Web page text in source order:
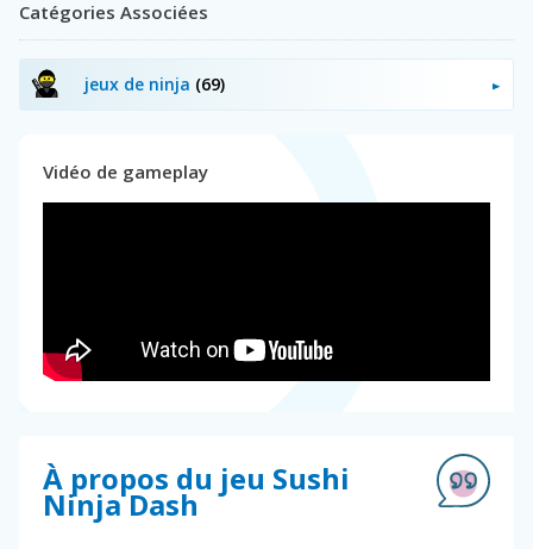
Catégories Associées
jeux de ninja (69)
Vidéo de gameplay
À propos du jeu Sushi
Ninja Dash